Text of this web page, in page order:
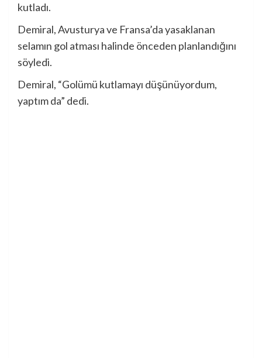
kutladı.
Demiral, Avusturya ve Fransa’da yasaklanan
selamın gol atması halinde önceden planlandığını
söyledi.
Demiral, “Golümü kutlamayı düşünüyordum,
yaptım da” dedi.